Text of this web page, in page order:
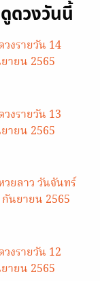
ดูดวงวันนี้